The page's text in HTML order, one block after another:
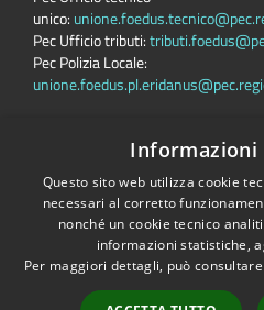
unico:
Pec Ufficio tributi:
Pec Polizia Locale:
Accessibilità Privacy
Dichiarazione di
Copyright © 2026 • Unione di
Municipium•
Informazioni
Questo sito web utilizza cookie
necessari al corretto
nonché un cookie tecnico
informazioni statistiche,
Per maggiori dettagli, può